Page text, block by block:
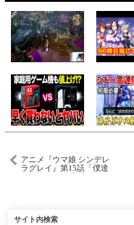
アニメ『ウマ娘 シンデレ
ラグレイ』第15話「僕達
サイト内検索